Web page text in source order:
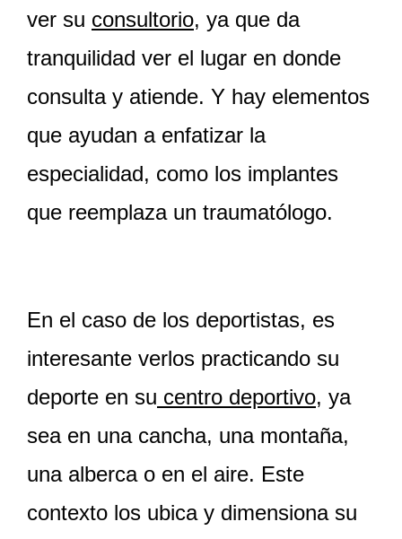
ver su consultorio, ya que da
tranquilidad ver el lugar en donde
consulta y atiende. Y hay elementos
que ayudan a enfatizar la
especialidad, como los implantes
que reemplaza un traumatólogo.
En el caso de los deportistas, es
interesante verlos practicando su
deporte en su centro deportivo, ya
sea en una cancha, una montaña,
una alberca o en el aire. Este
contexto los ubica y dimensiona su